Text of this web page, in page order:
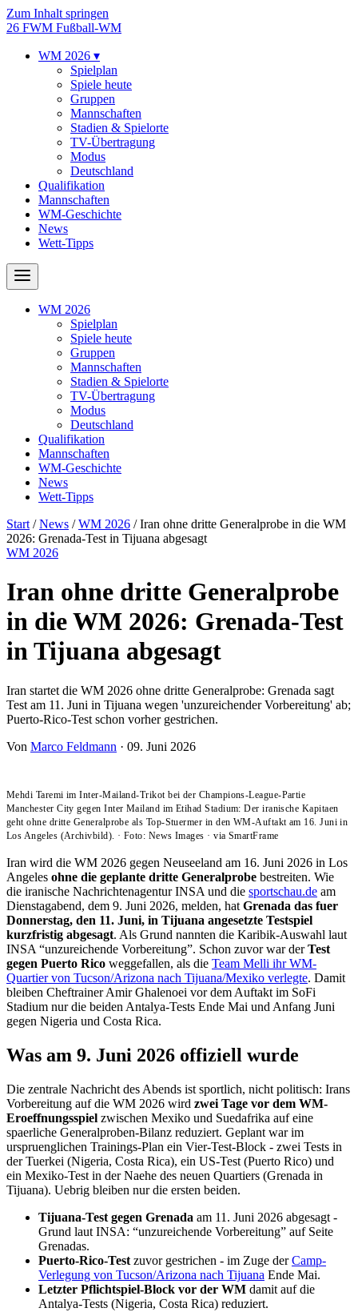
Zum Inhalt springen
26 FWM Fußball-WM
WM 2026 ▾
Spielplan
Spiele heute
Gruppen
Mannschaften
Stadien & Spielorte
TV-Übertragung
Modus
Deutschland
Qualifikation
Mannschaften
WM-Geschichte
News
Wett-Tipps
WM 2026
Spielplan
Spiele heute
Gruppen
Mannschaften
Stadien & Spielorte
TV-Übertragung
Modus
Deutschland
Qualifikation
Mannschaften
WM-Geschichte
News
Wett-Tipps
Start /News /WM 2026 /Iran ohne dritte Generalprobe in die WM
2026: Grenada-Test in Tijuana abgesagt
WM 2026
Iran ohne dritte Generalprobe
in die WM 2026: Grenada-Test
in Tijuana abgesagt
Iran startet die WM 2026 ohne dritte Generalprobe: Grenada sagt
Test am 11. Juni in Tijuana wegen 'unzureichender Vorbereitung' ab;
Puerto-Rico-Test schon vorher gestrichen.
Von Marco Feldmann · 09. Juni 2026
Mehdi Taremi im Inter-Mailand-Trikot bei der Champions-League-Partie
Manchester City gegen Inter Mailand im Etihad Stadium: Der iranische Kapitaen
geht ohne dritte Generalprobe als Top-Stuermer in den WM-Auftakt am 16. Juni in
Los Angeles (Archivbild). · Foto: News Images ·via SmartFrame
Iran wird die WM 2026 gegen Neuseeland am 16. Juni 2026 in Los
Angeles ohne die geplante dritte Generalprobe bestreiten. Wie
die iranische Nachrichtenagentur INSA und die sportschau.de am
Dienstagabend, dem 9. Juni 2026, melden, hatGrenada das fuer
Donnerstag, den 11. Juni, in Tijuana angesetzte Testspiel
kurzfristig abgesagt. Als Grund nannten die Karibik-Auswahl laut
INSA “unzureichende Vorbereitung”. Schon zuvor war derTest
gegen Puerto Rico weggefallen, als die Team Melli ihr WM-
Quartier von Tucson/Arizona nach Tijuana/Mexiko verlegte. Damit
bleiben Cheftrainer Amir Ghalenoei vor dem Auftakt im SoFi
Stadium nur die beiden Antalya-Tests Ende Mai und Anfang Juni
gegen Nigeria und Costa Rica.
Was am 9. Juni 2026 offiziell wurde
Die zentrale Nachricht des Abends ist sportlich, nicht politisch: Irans
Vorbereitung auf die WM 2026 wird zwei Tage vor dem WM-
Eroeffnungsspiel zwischen Mexiko und Suedafrika auf eine
spaerliche Generalproben-Bilanz reduziert. Geplant war im
urspruenglichen Trainings-Plan ein Vier-Test-Block - zwei Tests in
der Tuerkei (Nigeria, Costa Rica), ein US-Test (Puerto Rico) und
ein Mexiko-Test in der Naehe des neuen Quartiers (Grenada in
Tijuana). Uebrig bleiben nur die ersten beiden.
Tijuana-Test gegen Grenada am 11. Juni 2026 abgesagt -
Grund laut INSA: “unzureichende Vorbereitung” auf Seite
Grenadas.
Puerto-Rico-Test zuvor gestrichen - im Zuge derCamp-
Verlegung von Tucson/Arizona nach Tijuana Ende Mai.
Letzter Pflichtspiel-Block vor der WM damit auf die
Antalya-Tests (Nigeria, Costa Rica) reduziert.